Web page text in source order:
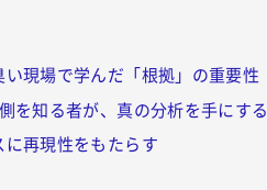
い現場で学んだ「根拠」の重要性
を知る者が、真の分析を手にする
再現性をもたらす